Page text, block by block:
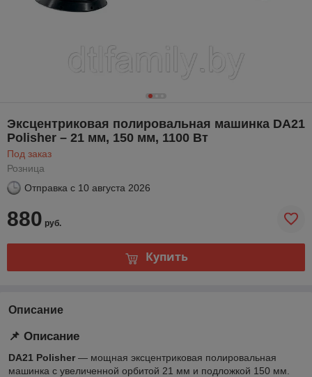
Эксцентриковая полировальная машинка DA21
Polisher – 21 мм, 150 мм, 1100 Вт
Под заказ
Розница
Отправка с 10 августа 2026
880 руб.
Купить
Описание
📌 Описание
DA21 Polisher — мощная эксцентриковая полировальная
машинка с увеличенной орбитой 21 мм и подложкой 150 мм.